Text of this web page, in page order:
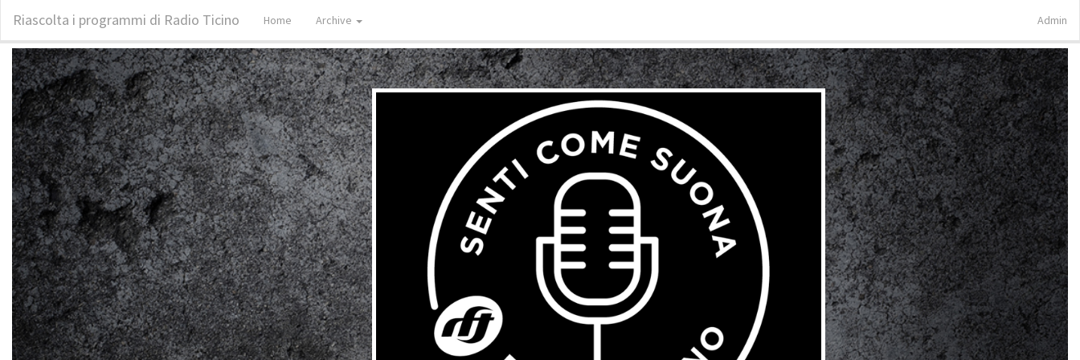
Riascolta i programmi di Radio Ticino Home Archive Admin